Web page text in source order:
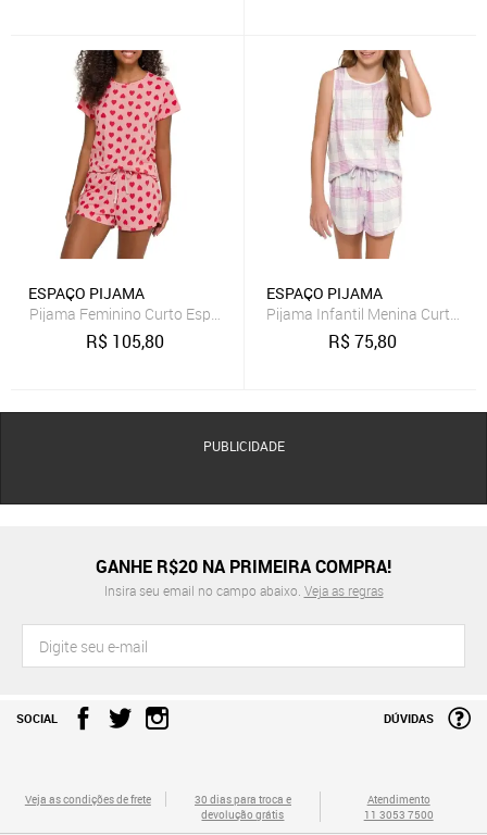
ESPAÇO PIJAMA
Pijama Feminino Curto Espaço Pijama 4010218
R$ 105,80
ESPAÇO PIJAMA
Pijama Infantil Menina Curto
R$75,80
PUBLICIDADE
GANHE R$20 NA PRIMEIRA COMPRA!
Insira seu email no campo abaixo. Veja as regras
SOCIAL DÚVIDAS
Veja as condições de frete
30 dias para troca e
devolução grátis
Atendimento
11 3053 7500